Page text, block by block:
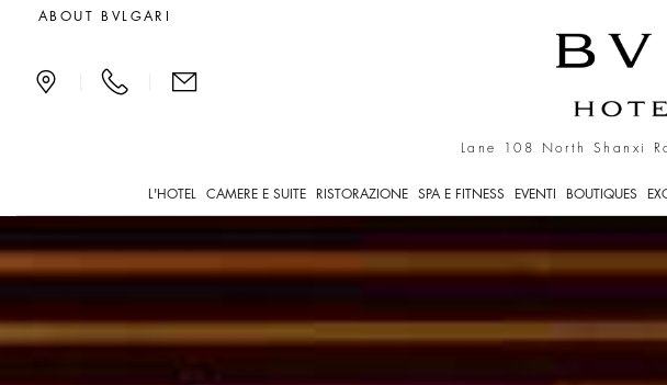
Esclusiva Spa di lusso a Shanghai
ABOUT BVLGARI
Lane 108 North Shanxi
L'HOTEL CAMERE E SUITE RISTORAZIONE SPA E FITNESS EVENTI BOUTIQUES